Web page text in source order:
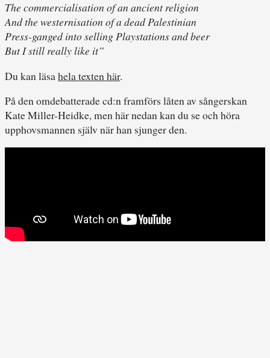
The commercialisation of an ancient religion
And the westernisation of a dead Palestinian
Press-ganged into selling Playstations and beer
But I still really like it”
Du kan läsahela texten här.
På den omdebatterade cd:n framförs låten av sångerskan
Kate Miller-Heidke, men här nedan kan du se och höra
upphovsmannen själv när han sjunger den.